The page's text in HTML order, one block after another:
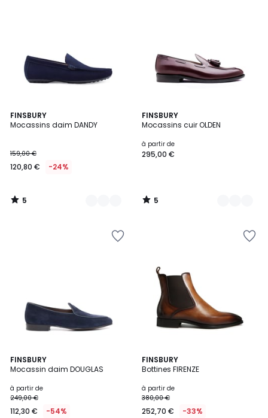
FINSBURY
Mocassins daim DANDY
159,00 €
120,80 € -24%
5
/
4
Couleurs
5
/
FINSBURY
Mocassins cuir OLDEN
à partir de
295,00 €
5
/
2
Couleurs
5
/
FINSBURY
Mocassin daim DOUGLAS
à partir de
249,00 €
112,30 € -54%
FINSBURY
Bottines FIRENZE
à partir de
380,00 €
252,70 € -33%